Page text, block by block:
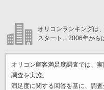
オリコンランキングは
スタート。2006年から
オリコン顧客満足度調査では、
調査を実施。
満足度に関する回答を基に、調